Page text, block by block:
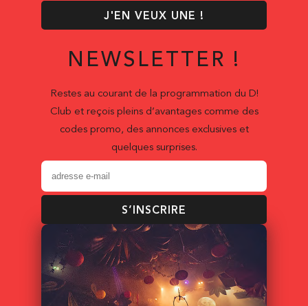
J'EN VEUX UNE !
NEWSLETTER !
Restes au courant de la programmation du D!
Club et reçois pleins d’avantages comme des
codes promo, des annonces exclusives et
quelques surprises.
S’INSCRIRE